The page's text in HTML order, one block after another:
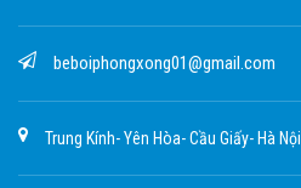
beboiphongxong01@gmail.com
Trung Kính- Yên Hòa- Cầu Giấy- Hà Nội